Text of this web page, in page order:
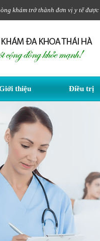
khám trở thành đơn vị y tế
thiệu Điều trị